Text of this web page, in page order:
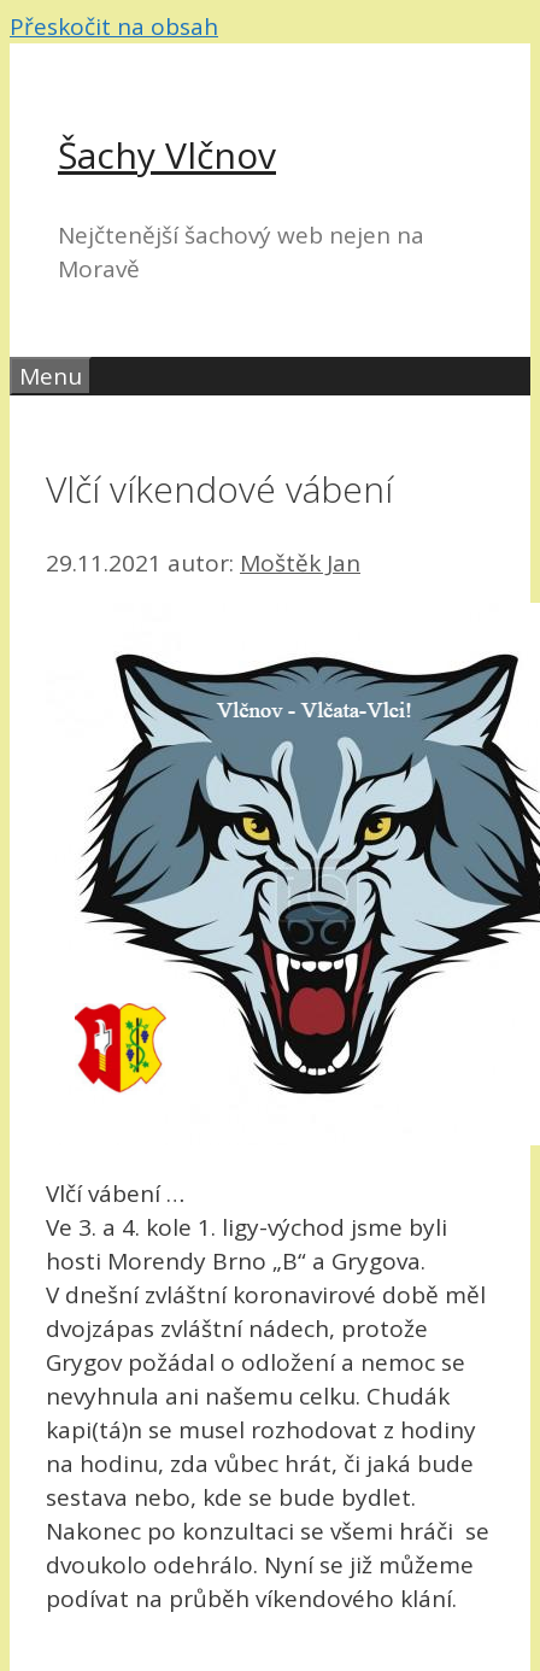
Přeskočit na obsah
Šachy Vlčnov
Nejčtenější šachový web nejen na
Moravě
Menu
Vlčí víkendové vábení
29.11.2021 autor: Moštěk Jan
Vlčí vábení …
Ve 3. a 4. kole 1. ligy-východ jsme byli
hosti Morendy Brno „B“ a Grygova.
V dnešní zvláštní koronavirové době měl
dvojzápas zvláštní nádech, protože
Grygov požádal o odložení a nemoc se
nevyhnula ani našemu celku. Chudák
kapi(tá)n se musel rozhodovat z hodiny
na hodinu, zda vůbec hrát, či jaká bude
sestava nebo, kde se bude bydlet.
Nakonec po konzultaci se všemi hráči se
dvoukolo odehrálo. Nyní se již můžeme
podívat na průběh víkendového klání.